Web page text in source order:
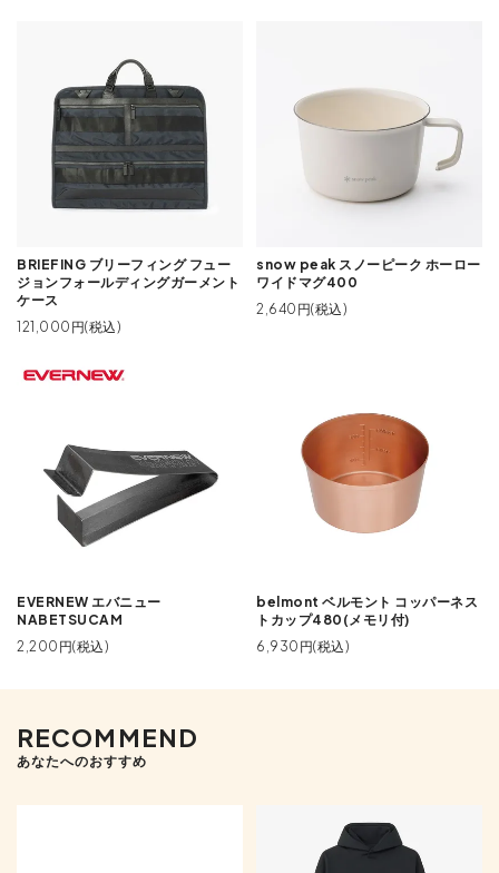
BRIEFING ブリーフィング フュー
ジョンフォールディングガーメント
ケース
121,000円(税込)
snow peak スノーピーク ホーロー
ワイドマグ400
2,640円(税込)
EVERNEW エバニュー
NABETSUCAM
2,200円(税込)
belmont ベルモント コッパーネス
トカップ480(メモリ付)
6,930円(税込)
RECOMMEND
あなたへのおすすめ